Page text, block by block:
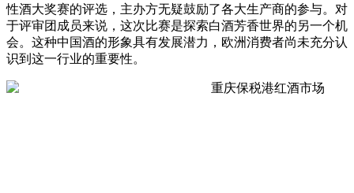
性酒大奖赛的评选，主办方无疑鼓励了各大生产商的参与。对
于评审团成员来说，这次比赛是探索白酒芳香世界的另一个机
会。这种中国酒的形象具有发展潜力，欧洲消费者尚未充分认
识到这一行业的重要性。